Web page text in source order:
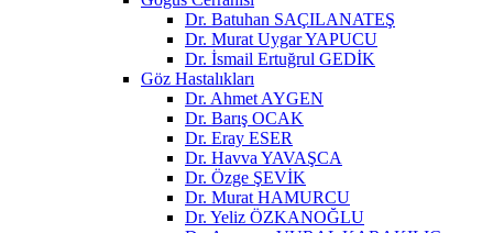
Dr. Batuhan SAÇILANATEŞ
Dr. Murat Uygar YAPUCU
Dr. İsmail Ertuğrul GEDİK
Göz Hastalıkları
Dr. Ahmet AYGEN
Dr. Barış OCAK
Dr. Eray ESER
Dr. Havva YAVAŞCA
Dr. Özge ŞEVİK
Dr. Murat HAMURCU
Dr. Yeliz ÖZKANOĞLU